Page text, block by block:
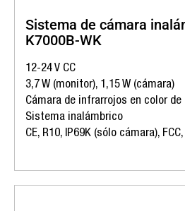
Sistema de cámara
K7000B-WK
12-24 V CC
3,7 W (monitor), 1,15 W (cámara)
Cámara de infrarrojos en color de
Sistema inalámbrico
CE, R10, IP69K (sólo cámara), FCC,